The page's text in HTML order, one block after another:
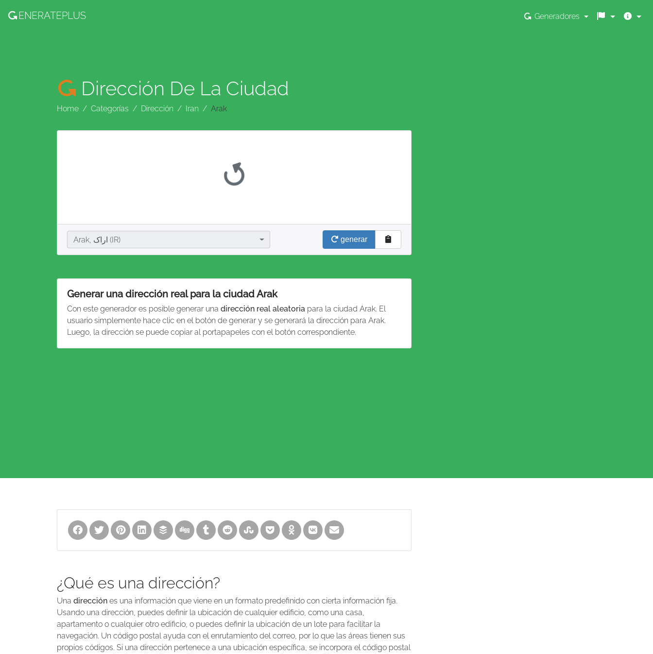
ENERATEPLUS Generadores
Dirección De La Ciudad
Home Categorías Dirección Iran Arak
Ciudad
Arak, اراک (IR)
generar
Generar una dirección real para la ciudad Arak
Con este generador es posible generar una dirección real aleatoria para la ciudad Arak. El
usuario simplemente hace clic en el botón de generar y se generará la dirección para Arak.
Luego, la dirección se puede copiar al portapapeles con el botón correspondiente.
¿Qué es una dirección?
Una dirección es una información que viene en un formato predefinido con cierta información fija.
Usando una dirección, puedes definir la ubicación de cualquier edificio, como una casa,
apartamento o cualquier otro edificio, o puedes definir la ubicación de un lote para facilitar la
navegación. Un código postal ayuda con el enrutamiento del correo, por lo que las áreas tienen sus
propios códigos. Si una dirección pertenece a una ubicación específica, se incorpora el código postal